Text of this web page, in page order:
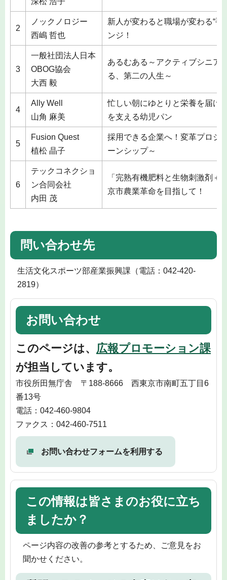
2
ノックノロジー
西嶋 哲也
新人が変わると職場が変わる“手
ンジ！
3
一般社団法人日本
OBOG協会
大西 毅
あるむある～アクティブシニア
る、第二の人生～
4
Ally Well
山角 麻美
忙しい朝にゆとりと栄養を届け
を支える幼児パン
5
Fusion Quest
植松 晶子
採用できる企業へ！変革プロジ
ーンシップ～
6
テックコネクショ
ン合同会社
内田 茂
「完熟有機肥料と生物刺激剤＋
京市農業革命を目指して！
問い合わせ先
生活文化スポーツ部産業振興課（電話：042-420-
2819）
お問い合わせ
このページは、 広報プロモーション課
が担当しています。
市役所田無庁舎 〒188-8666 西東京市南町五丁目6
番13号
電話：042-460-9804
ファクス：042-460-7511
お問い合わせフォームを利用する
この情報は皆さまのお役に立ち
ましたか？
ページ内容の改善の参考とするため、ご意見をお
聞かせください。